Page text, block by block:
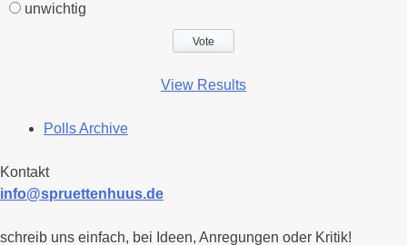
unwichtig
View Results
Polls Archive
Kontakt
info@spruettenhuus.de
schreib uns einfach, bei Ideen, Anregungen oder Kritik!